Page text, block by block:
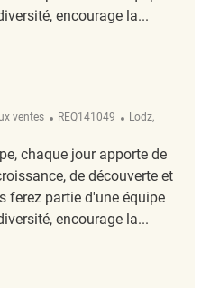
encourage la...
ventes ReqId
REQ141049 Emplacement
Lodz,
chaque jour apporte de
de découverte et
ferez partie d'une équipe
encourage la...